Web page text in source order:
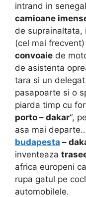
intrand in
camioane
de
(cel mai
convoaie de
de asistenta
tara si un
pasapoarte si o
piarda timp cu
porto – dakar“,
asa mai
budapesta –
inventeaza
africa europeni
rupa gatul pe
automobilele.